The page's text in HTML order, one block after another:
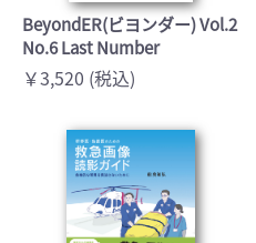
BeyondER(ビヨンダー) Vol.2
No.6 Last Number
￥3,520 (税込)